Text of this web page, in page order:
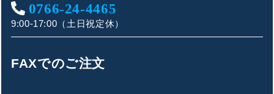
0766-24-4465
9:00-17:00（土日祝定休）
FAXでのご注文